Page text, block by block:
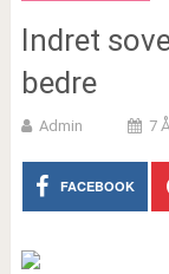
Indret
bedre
Admin 7
FACEBOOK